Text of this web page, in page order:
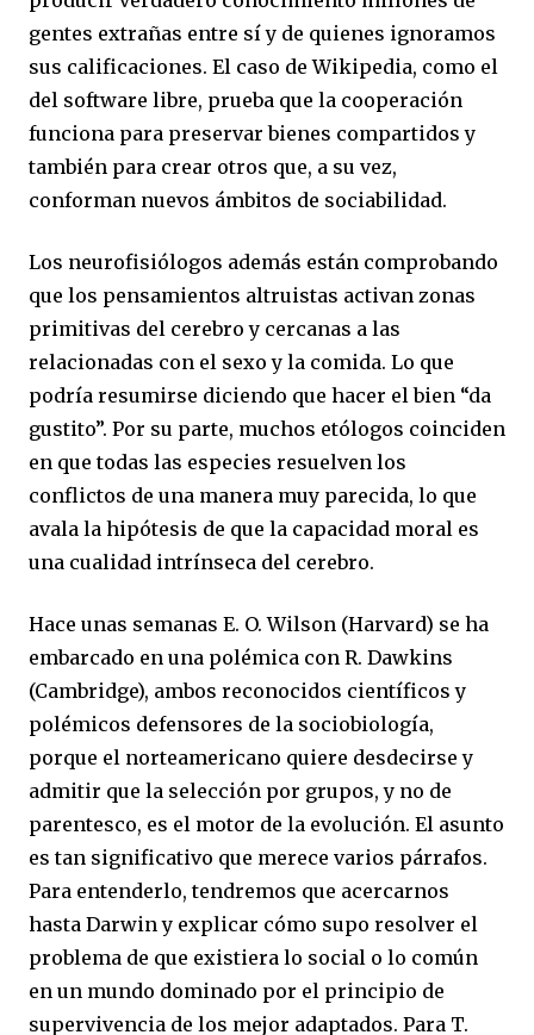
gentes extrañas entre sí y de quienes ignoramos
sus calificaciones. El caso de Wikipedia, como el
del software libre, prueba que la cooperación
funciona para preservar bienes compartidos y
también para crear otros que, a su vez,
conforman nuevos ámbitos de sociabilidad.
Los neurofisiólogos además están comprobando
que los pensamientos altruistas activan zonas
primitivas del cerebro y cercanas a las
relacionadas con el sexo y la comida. Lo que
podría resumirse diciendo que hacer el bien “da
gustito”. Por su parte, muchos etólogos coinciden
en que todas las especies resuelven los
conflictos de una manera muy parecida, lo que
avala la hipótesis de que la capacidad moral es
una cualidad intrínseca del cerebro.
Hace unas semanas E. O. Wilson (Harvard) se ha
embarcado en una polémica con R. Dawkins
(Cambridge), ambos reconocidos científicos y
polémicos defensores de la sociobiología,
porque el norteamericano quiere desdecirse y
admitir que la selección por grupos, y no de
parentesco, es el motor de la evolución. El asunto
es tan significativo que merece varios párrafos.
Para entenderlo, tendremos que acercarnos
hasta Darwin y explicar cómo supo resolver el
problema de que existiera lo social o lo común
en un mundo dominado por el principio de
supervivencia de los mejor adaptados. Para T.